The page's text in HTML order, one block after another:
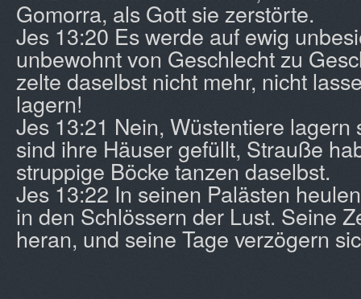
Gomorra, als Gott sie zerstörte.
Jes 13:20 Es werde auf ewig
unbewohnt von Geschlecht zu
zelte daselbst nicht mehr, nicht
lagern!
Jes 13:21 Nein, Wüstentiere lagern
sind ihre Häuser gefüllt, Strauße
struppige Böcke tanzen daselbst.
Jes 13:22 In seinen Palästen
in den Schlössern der Lust. Seine
heran, und seine Tage verzögern